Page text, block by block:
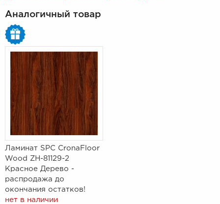
Аналогичный товар
Ламинат SPC CronaFloor
Wood ZH-81129-2
Красное Дерево -
распродажа до
окончания остатков!
нет в наличии